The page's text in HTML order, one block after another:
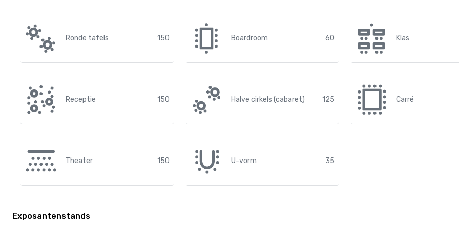
Ronde tafels 150 Boardroom 60 Klas
Receptie 150 Halve cirkels (cabaret) 125 Carré
Theater 150 U-vorm 35
Exposantenstands